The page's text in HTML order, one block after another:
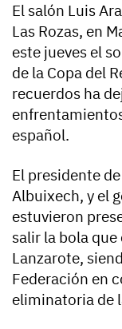
El salón Luis
Las Rozas, en
este jueves el
de la Copa del
recuerdos ha
español.
El presidente
Albuixech, y el
estuvieron
salir la bola
Lanzarote,
Federación en
eliminatoria de